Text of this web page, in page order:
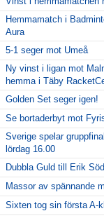
Hemmamatch i
Aura
5-1 seger mot Umeå
Ny vinst i ligan mot
hemma i Täby
Golden Set seger igen!
Se bortaderbyt mot
Sverige spelar
lördag 16.00
Dubbla Guld till Erik
Massor av spännande
Sixten tog sin första A-